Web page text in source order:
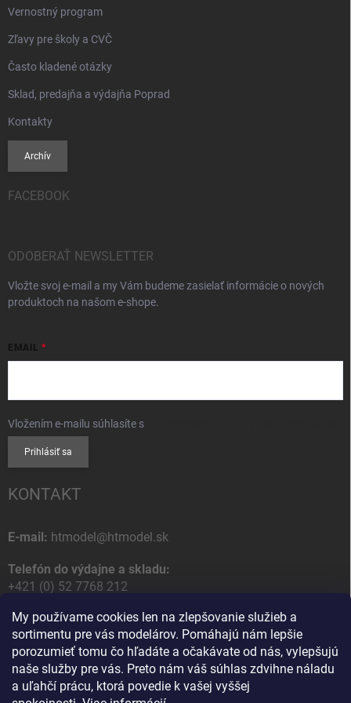
My používame cookies len na zlepšovanie služieb a
sortimentu pre vás modelárov. Pomáhajú nám lepšie
porozumieť tomu čo hľadáte a očakávate od nás, vylepšujú
naše služby pre vás. Preto nám váš súhlas zdvihne náladu
a uľahčí prácu, ktorá povedie k vašej vyššej
Vernostný program
Zľavy pre školy a CVČ
Často kladené otázky
Sklad, predajňa a výdajňa Poprad
Kontakty
Archív
FACEBOOK
ODOBERAŤ NEWSLETTER
Vložte svoj e-mail a my Vám budeme zasielať informácie o nových
produktoch na našom e-shope.
EMAIL
Vložením e-mailu súhlasíte s
Prihlásiť sa
KONTAKT
E-mail: htmodel@htmodel.sk
Telefón do výdajne a skladu:
+421 (0) 52 7768 212
Poštová / Odberná adresa:
HT model
Na letisko 49
058 01 Poprad
Slovenská Republika